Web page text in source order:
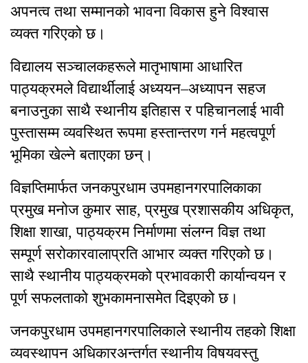
अपनत्व तथा सम्मानको भावना विकास हुने विश्वास
व्यक्त गरिएको छ।
विद्यालय सञ्चालकहरूले मातृभाषामा आधारित
पाठ्यक्रमले विद्यार्थीलाई अध्ययन–अध्यापन सहज
बनाउनुका साथै स्थानीय इतिहास र पहिचानलाई भावी
पुस्तासम्म व्यवस्थित रूपमा हस्तान्तरण गर्न महत्वपूर्ण
भूमिका खेल्ने बताएका छन्।
विज्ञप्तिमार्फत जनकपुरधाम उपमहानगरपालिकाका
प्रमुख मनोज कुमार साह, प्रमुख प्रशासकीय अधिकृत,
शिक्षा शाखा, पाठ्यक्रम निर्माणमा संलग्न विज्ञ तथा
सम्पूर्ण सरोकारवालाप्रति आभार व्यक्त गरिएको छ।
साथै स्थानीय पाठ्यक्रमको प्रभावकारी कार्यान्वयन र
पूर्ण सफलताको शुभकामनासमेत दिइएको छ।
जनकपुरधाम उपमहानगरपालिकाले स्थानीय तहको शिक्षा
व्यवस्थापन अधिकारअन्तर्गत स्थानीय विषयवस्तु